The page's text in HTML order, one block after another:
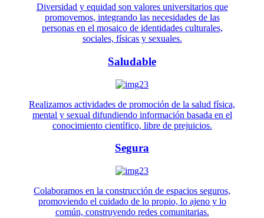
Diversidad y equidad son valores universitarios que
promovemos, integrando las necesidades de las
personas en el mosaico de identidades culturales,
sociales, físicas y sexuales.
Saludable
Realizamos actividades de promoción de la salud física,
mental y sexual difundiendo información basada en el
conocimiento científico, libre de prejuicios.
Segura
Colaboramos en la construcción de espacios seguros,
promoviendo el cuidado de lo propio, lo ajeno y lo
común, construyendo redes comunitarias.